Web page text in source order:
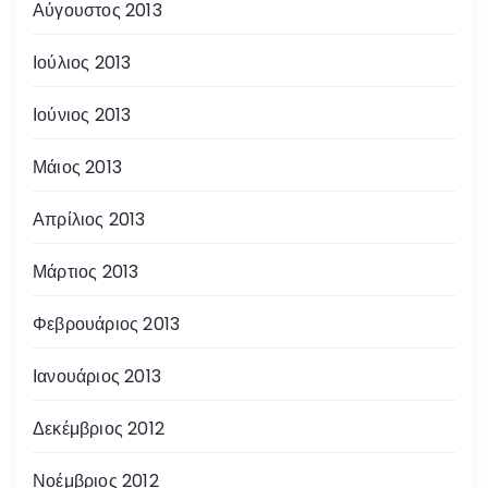
Αύγουστος 2013
Ιούλιος 2013
Ιούνιος 2013
Μάιος 2013
Απρίλιος 2013
Μάρτιος 2013
Φεβρουάριος 2013
Ιανουάριος 2013
Δεκέμβριος 2012
Νοέμβριος 2012